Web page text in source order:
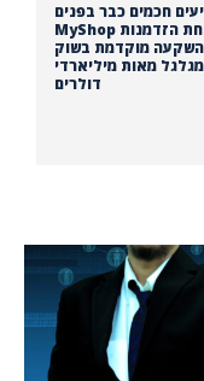
חכמים כבר בפנים:
MyShop פותחת הזדמנות
השקעה מוקדמת בשוק
מאות מיליארדי
דולרים